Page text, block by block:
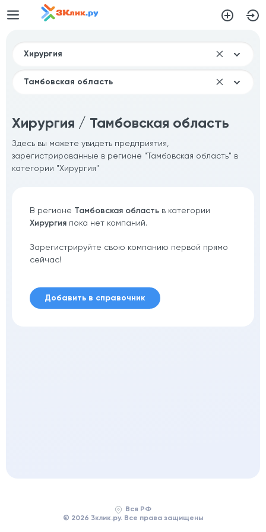
Хирургия / Тамбовская область
Здесь вы можете увидеть предприятия,
зарегистрированные в регионе "Тамбовская область" в
категории "Хирургия"
В регионе Тамбовская область в категории
Хирургия пока нет компаний.
Зарегистрируйте свою компанию первой прямо
сейчас!
Добавить в справочник
Вся РФ
© 2026 3клик.ру. Все права защищены